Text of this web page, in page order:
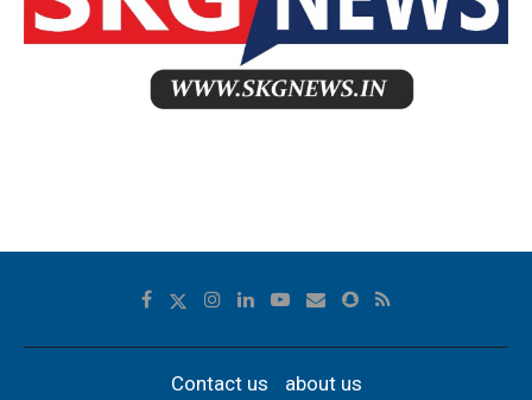
Contact us about us